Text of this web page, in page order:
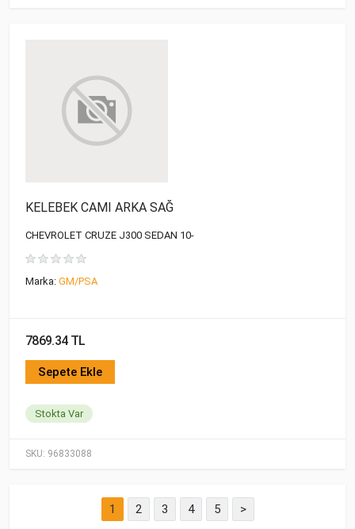
SKU: 96833088
KELEBEK CAMI ARKA SAĞ
CHEVROLET CRUZE J300 SEDAN 10-
Marka: GM/PSA
7869.34 TL
Sepete Ekle
Stokta Var
1 2 3 4 5
>